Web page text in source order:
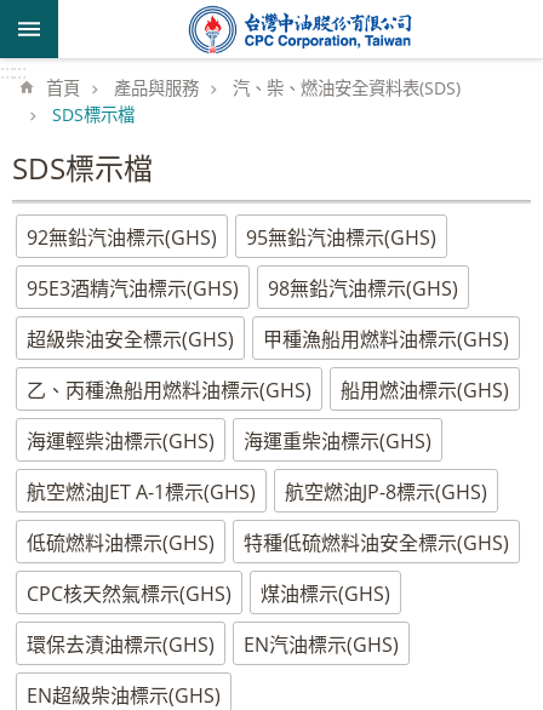
跳到主要內容區塊
::::::
首頁 產品與服務
汽、柴、燃油安全資料表(SDS)
SDS標示檔
SDS標示檔
92無鉛汽油標示(GHS)
95無鉛汽油標示(GHS)
95E3酒精汽油標示(GHS)
98無鉛汽油標示(GHS)
超級柴油安全標示(GHS)
甲種漁船用燃料油標示(GHS)
乙、丙種漁船用燃料油標示(GHS)
船用燃油標示(GHS)
海運輕祡油標示(GHS)
海運重柴油標示(GHS)
航空燃油JET A-1標示(GHS)
航空燃油JP-8標示(GHS)
低硫燃料油標示(GHS)
特種低硫燃料油安全標示(GHS)
CPC核天然氣標示(GHS)
煤油標示(GHS)
環保去漬油標示(GHS)
EN汽油標示(GHS)
EN超級柴油標示(GHS)